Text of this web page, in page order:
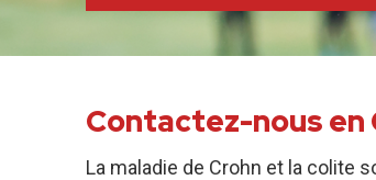
Contactez-nous en
La maladie de Crohn et la colite